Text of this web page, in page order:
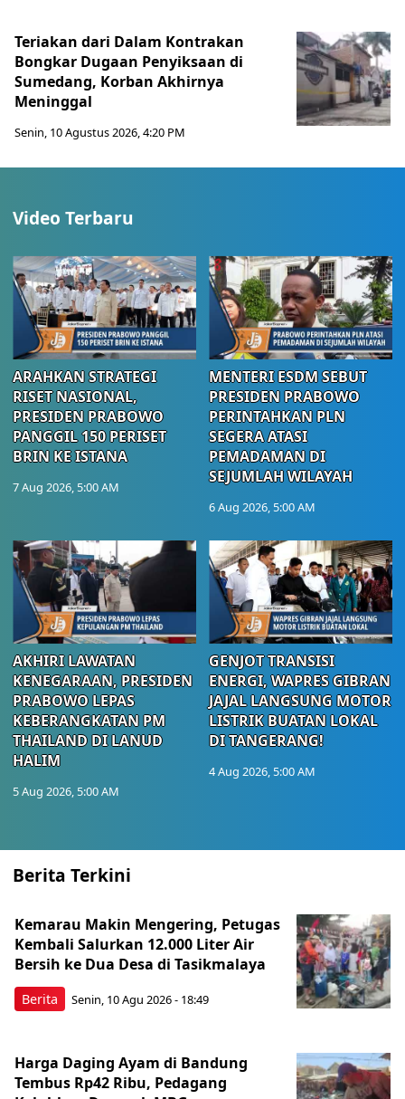
Teriakan dari Dalam Kontrakan
Bongkar Dugaan Penyiksaan di
Sumedang, Korban Akhirnya
Meninggal
Senin, 10 Agustus 2026, 4:20 PM
Video Terbaru
ARAHKAN STRATEGI
RISET NASIONAL,
PRESIDEN PRABOWO
PANGGIL 150 PERISET
BRIN KE ISTANA
7 Aug 2026, 5:00 AM
MENTERI ESDM SEBUT
PRESIDEN PRABOWO
PERINTAHKAN PLN
SEGERA ATASI
PEMADAMAN DI
SEJUMLAH WILAYAH
6 Aug 2026, 5:00 AM
AKHIRI LAWATAN
KENEGARAAN, PRESIDEN
PRABOWO LEPAS
KEBERANGKATAN PM
THAILAND DI LANUD
HALIM
5 Aug 2026, 5:00 AM
GENJOT TRANSISI
ENERGI, WAPRES GIBRAN
JAJAL LANGSUNG MOTOR
LISTRIK BUATAN LOKAL
DI TANGERANG!
4 Aug 2026, 5:00 AM
Berita Terkini
Berita
Kemarau Makin Mengering, Petugas
Kembali Salurkan 12.000 Liter Air
Bersih ke Dua Desa di Tasikmalaya
Senin, 10 Agu 2026 - 18:49
Harga Daging Ayam di Bandung
Tembus Rp42 Ribu, Pedagang